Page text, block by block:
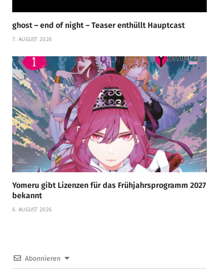
ghost – end of night – Teaser enthüllt Hauptcast
7. AUGUST 2026
Yomeru gibt Lizenzen für das Frühjahrsprogramm 2027
bekannt
6. AUGUST 2026
Abonnieren